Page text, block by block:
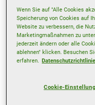
Anfahrtsbeschreibung
info@opelrohrer.ch
Öffnungszeiten
08:00-
Wenn Sie auf "Alle Cookies
Speicherung von Cookies auf
Website zu verbessern, die
Marketingmaßnahmen zu
jederzeit ändern oder alle
ablehnen" klicken. Besuchen
erfahren. Datenschutzrichtlinie
Cookie-